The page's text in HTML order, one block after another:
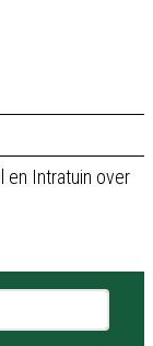
en Intratuin over